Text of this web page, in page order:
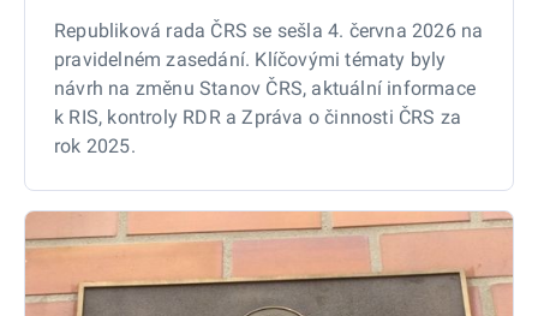
Republiková rada ČRS se sešla 4. června 2026 na
pravidelném zasedání. Klíčovými tématy byly
návrh na změnu Stanov ČRS, aktuální informace
k RIS, kontroly RDR a Zpráva o činnosti ČRS za
rok 2025.